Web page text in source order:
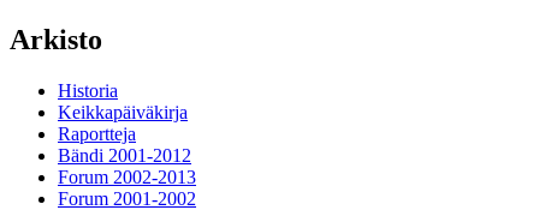
Arkisto
Historia
Keikkapäiväkirja
Raportteja
Bändi 2001-2012
Forum 2002-2013
Forum 2001-2002